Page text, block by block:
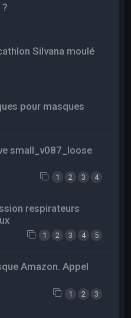
Silvana moulé
pour masques
small_v087_loose
1 2 3 4
respirateurs
1 2 3 4 5
Amazon. Appel
1 2 3